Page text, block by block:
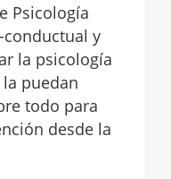
Psicología
y
la psicología
puedan
todo para
desde la